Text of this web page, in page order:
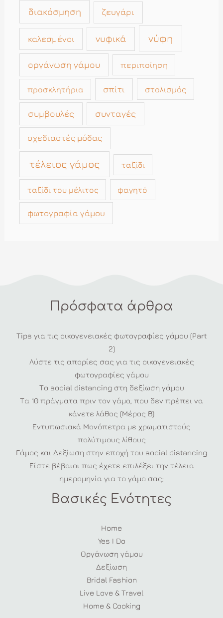
διακόσμηση ζευγάρι
καλεσμένοι νυφικά νύφη
οργάνωση γάμου περιποίηση
προσκλητήρια σπίτι στολισμός
συμβουλές συνταγές
σχεδιαστές μόδας
τέλειος γάμος ταξίδι
ταξίδι του μέλιτος φαγητό
φωτογραφία γάμου
Πρόσφατα άρθρα
Tips για τις οικογενειακές φωτογραφίες γάμου (Part
2)
Λύστε τις απορίες σας για τις οικογενειακές
φωτογραφίες γάμου
Το social distancing στη δεξίωση γάμου
Τα 10 πράγματα πριν τον γάμο, που δεν πρέπει να
κάνετε λάθος (Μέρος Β)
Εντυπωσιακά Μονόπετρα με χρωματιστούς
πολύτιμους λίθους
Γάμος και Δεξίωση στην εποχή του social distancing
Είστε βέβαιοι πως έχετε επιλέξει την τέλεια
ημερομηνία για το γάμο σας;
Βασικές Ενότητες
Home
Yes I Do
Οργάνωση γάμου
Δεξίωση
Bridal Fashion
Live Love & Travel
Home & Cooking